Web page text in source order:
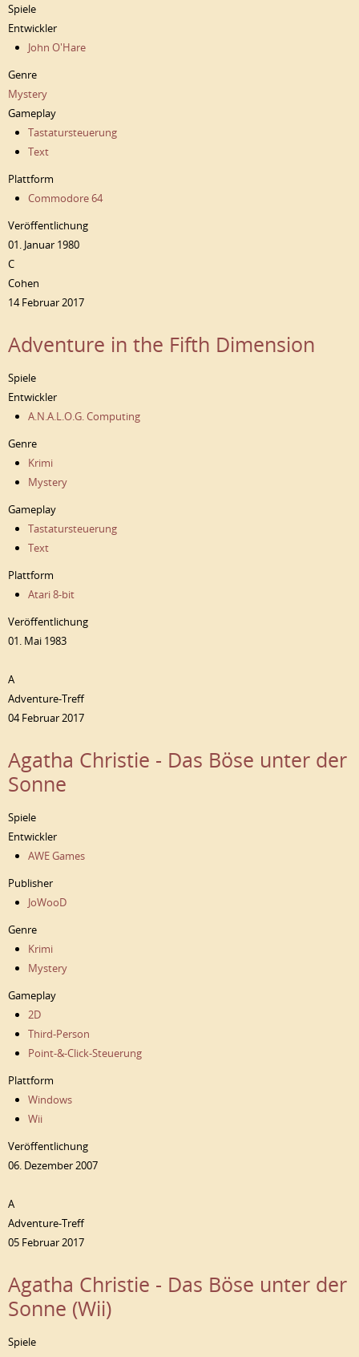
Spiele
Entwickler
John O'Hare
Genre
Mystery
Gameplay
Tastatursteuerung
Text
Plattform
Commodore 64
Veröffentlichung
01. Januar 1980
C
Cohen
14 Februar 2017
Adventure in the Fifth Dimension
Spiele
Entwickler
A.N.A.L.O.G. Computing
Genre
Krimi
Mystery
Gameplay
Tastatursteuerung
Text
Plattform
Atari 8-bit
Veröffentlichung
01. Mai 1983
A
Adventure-Treff
04 Februar 2017
Agatha Christie - Das Böse unter der
Sonne
Spiele
Entwickler
AWE Games
Publisher
JoWooD
Genre
Krimi
Mystery
Gameplay
2D
Third-Person
Point-&-Click-Steuerung
Plattform
Windows
Wii
Veröffentlichung
06. Dezember 2007
A
Adventure-Treff
05 Februar 2017
Agatha Christie - Das Böse unter der
Sonne (Wii)
Spiele